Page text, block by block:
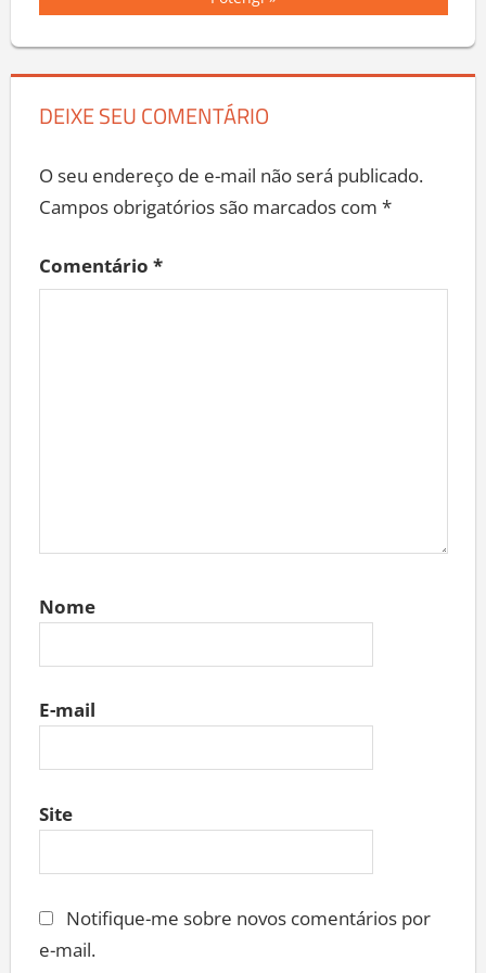
DEIXE SEU COMENTÁRIO
O seu endereço de e-mail não será publicado.
Campos obrigatórios são marcados com *
Comentário *
Nome
E-mail
Site
Notifique-me sobre novos comentários por
e-mail.